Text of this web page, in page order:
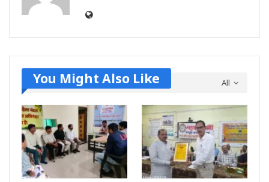
All
You Might Also Like